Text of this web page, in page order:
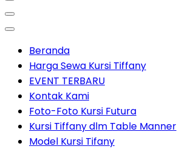
Beranda
Harga Sewa Kursi Tiffany
EVENT TERBARU
Kontak Kami
Foto-Foto Kursi Futura
Kursi Tiffany dlm Table Manner
Model Kursi Tifany